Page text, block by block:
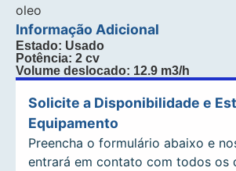
oleo
Informação Adicional
Estado: Usado
Potência: 2 cv
Volume deslocado: 12.9 m3/h
Solicite a Disponibilidade e
Equipamento
Preencha o formulário abaixo e
entrará em contato com todos os